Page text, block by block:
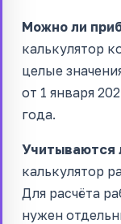
Можно ли
калькулятор
целые
от 1 января
года.
Учитываются
калькулятор
Для расчёта
нужен